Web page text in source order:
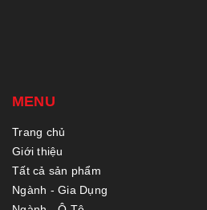
MENU
Trang chủ
Giới thiệu
Tất cả sản phẩm
Ngành - Gia Dụng